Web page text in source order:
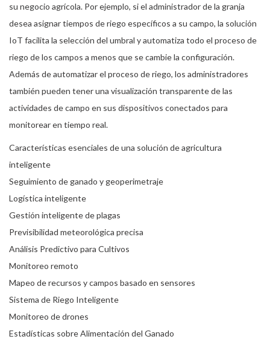
su negocio agrícola. Por ejemplo, si el administrador de la granja
desea asignar tiempos de riego específicos a su campo, la solución
IoT facilita la selección del umbral y automatiza todo el proceso de
riego de los campos a menos que se cambie la configuración.
Además de automatizar el proceso de riego, los administradores
también pueden tener una visualización transparente de las
actividades de campo en sus dispositivos conectados para
monitorear en tiempo real.
Características esenciales de una solución de agricultura
inteligente
Seguimiento de ganado y geoperimetraje
Logística inteligente
Gestión inteligente de plagas
Previsibilidad meteorológica precisa
Análisis Predictivo para Cultivos
Monitoreo remoto
Mapeo de recursos y campos basado en sensores
Sistema de Riego Inteligente
Monitoreo de drones
Estadísticas sobre Alimentación del Ganado